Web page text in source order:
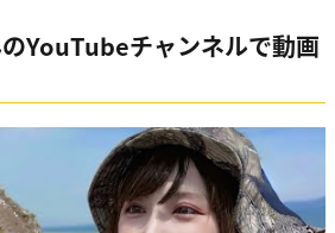
YouTubeチャンネルで動画